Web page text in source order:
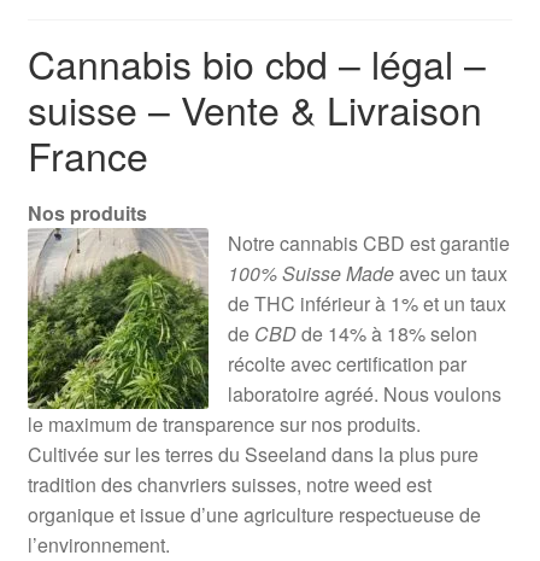
Cannabis bio cbd – légal –
suisse – Vente & Livraison
France
Nos produits
Notre cannabis CBD est garantie
100% Suisse Madeavec un taux
de THC inférieur à 1% et un taux
deCBDde 14% à 18% selon
récolte avec certification par
laboratoire agréé. Nous voulons
le maximum de transparence sur nos produits.
Cultivée sur les terres du Sseeland dans la plus pure
tradition des chanvriers suisses, notre weed est
organique et issue d’une agriculture respectueuse de
l’environnement.